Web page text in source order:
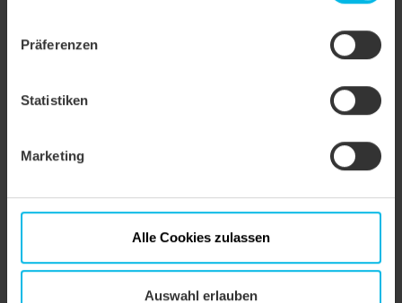
Präferenzen
Statistiken
Marketing
Alle Cookies zulassen
Auswahl erlauben